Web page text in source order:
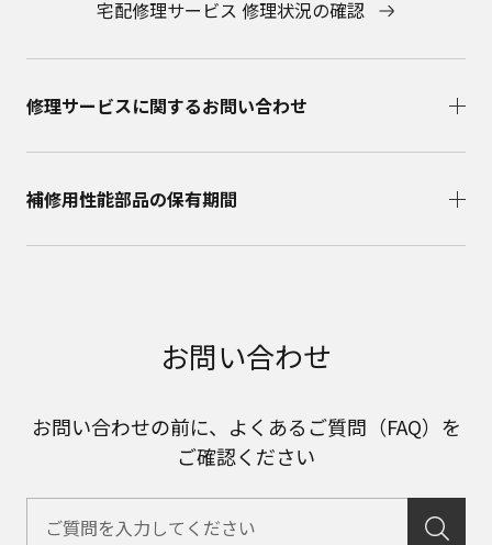
宅配修理サービス 修理状況の確認
修理サービスに関するお問い合わせ​
補修用性能部品の保有期間​
お問い合わせ
お問い合わせの前に、よくあるご質問（FAQ）を
ご確認ください